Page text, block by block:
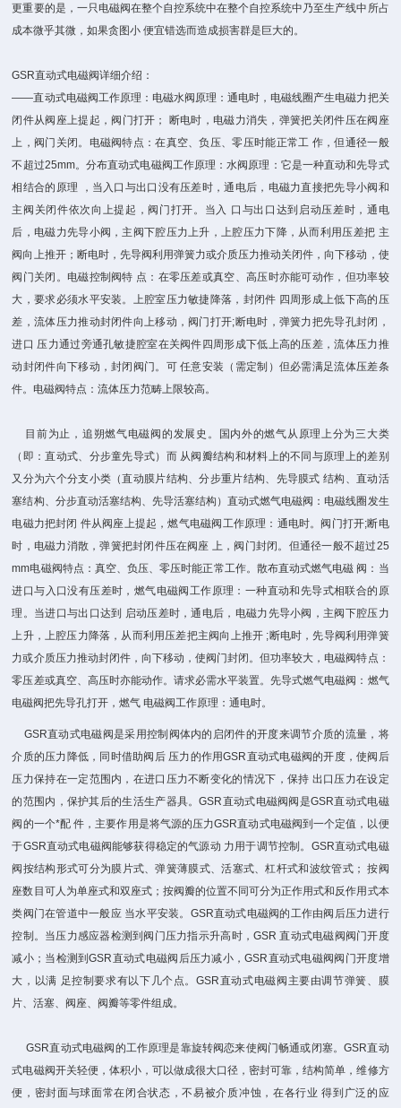
更重要的是，一只电磁阀在整个自控系统中在整个自控系统中乃至生产线中所占
成本微乎其微，如果贪图小 便宜错选而造成损害群是巨大的。
GSR直动式电磁阀详细介绍：
——直动式电磁阀工作原理：电磁水阀原理：通电时，电磁线圈产生电磁力把关
闭件从阀座上提起，阀门打开； 断电时，电磁力消失，弹簧把关闭件压在阀座
上，阀门关闭。电磁阀特点：在真空、负压、零压时能正常工 作，但通径一般
不超过25mm。分布直动式电磁阀工作原理：水阀原理：它是一种直动和先导式
相结合的原理 ，当入口与出口没有压差时，通电后，电磁力直接把先导小阀和
主阀关闭件依次向上提起，阀门打开。当入 口与出口达到启动压差时，通电
后，电磁力先导小阀，主阀下腔压力上升，上腔压力下降，从而利用压差把 主
阀向上推开；断电时，先导阀利用弹簧力或介质压力推动关闭件，向下移动，使
阀门关闭。电磁控制阀特 点：在零压差或真空、高压时亦能可动作，但功率较
大，要求必须水平安装。上腔室压力敏捷降落，封闭件 四周形成上低下高的压
差，流体压力推动封闭件向上移动，阀门打开;断电时，弹簧力把先导孔封闭，
进口 压力通过旁通孔敏捷腔室在关阀件四周形成下低上高的压差，流体压力推
动封闭件向下移动，封闭阀门。可 任意安装（需定制）但必需满足流体压差条
件。电磁阀特点：流体压力范畴上限较高。
目前为止，追朔燃气电磁阀的发展史。国内外的燃气从原理上分为三大类
（即：直动式、分步童先导式）而 从阀瓣结构和材料上的不同与原理上的差别
又分为六个分支小类（直动膜片结构、分步重片结构、先导膜式 结构、直动活
塞结构、分步直动活塞结构、先导活塞结构）直动式燃气电磁阀：电磁线圈发生
电磁力把封闭 件从阀座上提起，燃气电磁阀工作原理：通电时。阀门打开;断电
时，电磁力消散，弹簧把封闭件压在阀座 上，阀门封闭。但通径一般不超过25
mm电磁阀特点：真空、负压、零压时能正常工作。散布直动式燃气电磁 阀：当
进口与入口没有压差时，燃气电磁阀工作原理：一种直动和先导式相联合的原
理。当进口与出口达到 启动压差时，通电后，电磁力先导小阀，主阀下腔压力
上升，上腔压力降落，从而利用压差把主阀向上推开 ;断电时，先导阀利用弹簧
力或介质压力推动封闭件，向下移动，使阀门封闭。但功率较大，电磁阀特点：
零压差或真空、高压时亦能动作。请求必需水平装置。先导式燃气电磁阀：燃气
电磁阀把先导孔打开，燃气 电磁阀工作原理：通电时。
GSR直动式电磁阀是采用控制阀体内的启闭件的开度来调节介质的流量，将
介质的压力降低，同时借助阀后 压力的作用GSR直动式电磁阀的开度，使阀后
压力保持在一定范围内，在进口压力不断变化的情况下，保持 出口压力在设定
的范围内，保护其后的生活生产器具。GSR直动式电磁阀阀是GSR直动式电磁
阀的一个*配 件，主要作用是将气源的压力GSR直动式电磁阀到一个定值，以便
于GSR直动式电磁阀能够获得稳定的气源动 力用于调节控制。GSR直动式电磁
阀按结构形式可分为膜片式、弹簧薄膜式、活塞式、杠杆式和波纹管式； 按阀
座数目可人为单座式和双座式；按阀瓣的位置不同可分为正作用式和反作用式本
类阀门在管道中一般应 当水平安装。GSR直动式电磁阀的工作由阀后压力进行
控制。当压力感应器检测到阀门压力指示升高时，GSR 直动式电磁阀阀门开度
减小；当检测到GSR直动式电磁阀后压力减小，GSR直动式电磁阀阀门开度增
大，以满 足控制要求有以下几个点。GSR直动式电磁阀主要由调节弹簧、膜
片、活塞、阀座、阀瓣等零件组成。
GSR直动式电磁阀的工作原理是靠旋转阀恋来使阀门畅通或闭塞。GSR直动
式电磁阀开关轻便，体积小，可以做成很大口径，密封可靠，结构简单，维修方
便，密封面与球面常在闭合状态，不易被介质冲蚀，在各行业 得到广泛的应